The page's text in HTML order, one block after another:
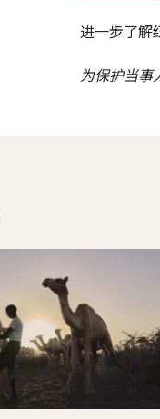
进一步了解
为保护当事